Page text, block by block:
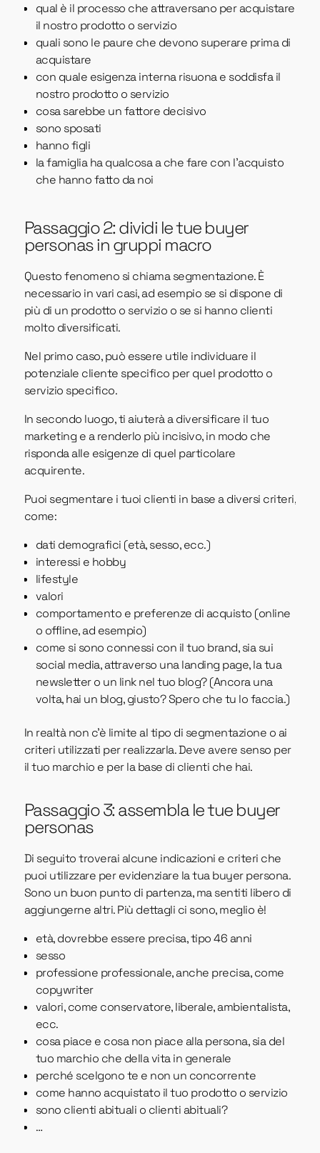
qual è il processo che attraversano per acquistare
il nostro prodotto o servizio
quali sono le paure che devono superare prima di
acquistare
con quale esigenza interna risuona e soddisfa il
nostro prodotto o servizio
cosa sarebbe un fattore decisivo
sono sposati
hanno figli
la famiglia ha qualcosa a che fare con l'acquisto
che hanno fatto da noi
Passaggio 2: dividi le tue buyer
personas in gruppi macro
Questo fenomeno si chiama segmentazione. È
necessario in vari casi, ad esempio se si dispone di
più di un prodotto o servizio o se si hanno clienti
molto diversificati.
Nel primo caso, può essere utile individuare il
potenziale cliente specifico per quel prodotto o
servizio specifico.
In secondo luogo, ti aiuterà a diversificare il tuo
marketing e a renderlo più incisivo, in modo che
risponda alle esigenze di quel particolare
acquirente.
Puoi segmentare i tuoi clienti in base a diversi criteri,
come:
dati demografici (età, sesso, ecc.)
interessi e hobby
lifestyle
valori
comportamento e preferenze di acquisto (online
o offline, ad esempio)
come si sono connessi con il tuo brand, sia sui
social media, attraverso una landing page, la tua
newsletter o un link nel tuo blog? (Ancora una
volta, hai un blog, giusto? Spero che tu lo faccia.)
In realtà non c'è limite al tipo di segmentazione o ai
criteri utilizzati per realizzarla. Deve avere senso per
il tuo marchio e per la base di clienti che hai.
Passaggio 3: assembla le tue buyer
personas
Di seguito troverai alcune indicazioni e criteri che
puoi utilizzare per evidenziare la tua buyer persona.
Sono un buon punto di partenza, ma sentiti libero di
aggiungerne altri. Più dettagli ci sono, meglio è!
età, dovrebbe essere precisa, tipo 46 anni
sesso
professione professionale, anche precisa, come
copywriter
valori, come conservatore, liberale, ambientalista,
ecc.
cosa piace e cosa non piace alla persona, sia del
tuo marchio che della vita in generale
perché scelgono te e non un concorrente
come hanno acquistato il tuo prodotto o servizio
sono clienti abituali o clienti abituali?
…